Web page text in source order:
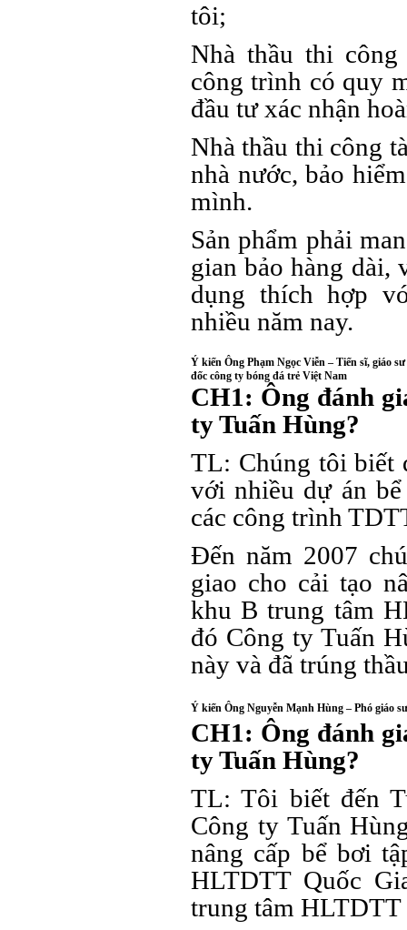
tôi;
Nhà thầu thi
công trình có quy
đầu tư xác nhận
Nhà thầu thi công
nhà nước, bảo
mình.
Sản phẩm phải
gian bảo hàng dài,
dụng thích hợp
nhiều năm nay.
Ý kiến Ông Phạm Ngọc Viễn – Tiến sĩ, giáo
đốc công ty bóng đá trẻ Việt Nam
CH1: Ông đánh
ty Tuấn Hùng?
TL: Chúng tôi biết
với nhiều dự án
các công trình
Đến năm 2007
giao cho cải tạo
khu B trung tâm
đó Công ty Tuấn
này và đã trúng
Ý kiến Ông Nguyễn Mạnh Hùng – Phó giáo
CH1: Ông đánh
ty Tuấn Hùng?
TL: Tôi biết đến
Công ty Tuấn
nâng cấp bể bơi
HLTDTT Quốc
trung tâm